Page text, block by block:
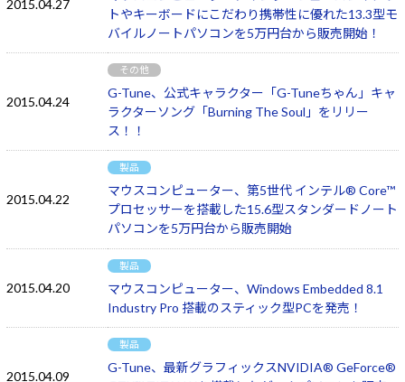
2015.04.27
トやキーボードにこだわり携帯性に優れた13.3型モ
バイルノートパソコンを5万円台から販売開始！
2015.04.24
その他
G-Tune、公式キャラクター「G-Tuneちゃん」キャ
ラクターソング「Burning The Soul」をリリー
ス！！
2015.04.22
製品
マウスコンピューター、第5世代 インテル® Core™
プロセッサーを搭載した15.6型スタンダードノート
パソコンを5万円台から販売開始
2015.04.20
製品
マウスコンピューター、Windows Embedded 8.1
Industry Pro 搭載のスティック型PCを発売！
2015.04.09
製品
G-Tune、最新グラフィックスNVIDIA® GeForce®